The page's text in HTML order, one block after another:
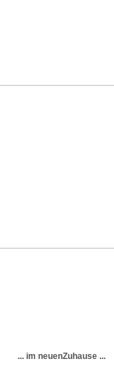
... im neuenZuhause ...